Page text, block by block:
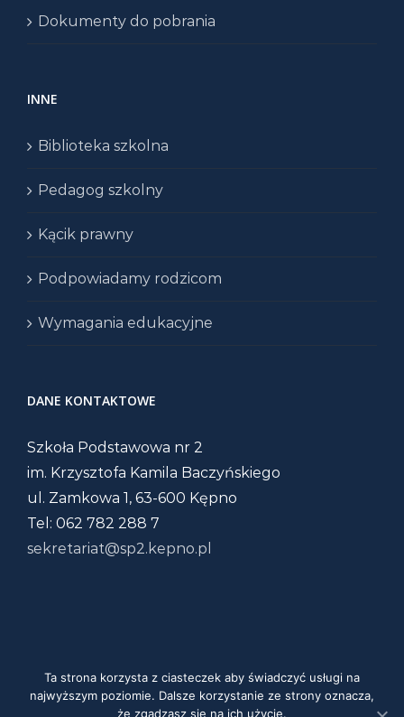
Dokumenty do pobrania
INNE
Biblioteka szkolna
Pedagog szkolny
Kącik prawny
Podpowiadamy rodzicom
Wymagania edukacyjne
DANE KONTAKTOWE
Szkoła Podstawowa nr 2
im. Krzysztofa Kamila Baczyńskiego
ul. Zamkowa 1, 63-600 Kępno
Tel: 062 782 288 7
sekretariat@sp2.kepno.pl
Copyright 2020 | Szkoła Podstawowa Nr 2 w
Ta strona korzysta z ciasteczek aby świadczyć usługi na
najwyższym poziomie. Dalsze korzystanie ze strony oznacza,
że zgadzasz się na ich użycie.